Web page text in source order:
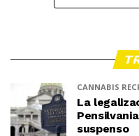
CANNABIS
La
suspenso